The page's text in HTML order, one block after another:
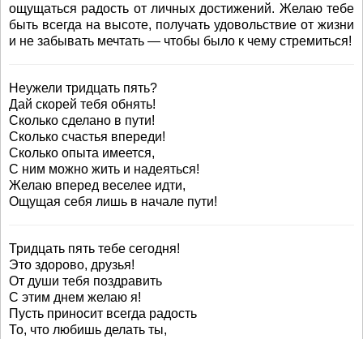
ощущаться радость от личных достижений. Желаю тебе
быть всегда на высоте, получать удовольствие от жизни
и не забывать мечтать — чтобы было к чему стремиться!
Неужели тридцать пять?
Дай скорей тебя обнять!
Сколько сделано в пути!
Сколько счастья впереди!
Сколько опыта имеется,
С ним можно жить и надеяться!
Желаю вперед веселее идти,
Ощущая себя лишь в начале пути!
Тридцать пять тебе сегодня!
Это здорово, друзья!
От души тебя поздравить
С этим днем желаю я!
Пусть приносит всегда радость
То, что любишь делать ты,